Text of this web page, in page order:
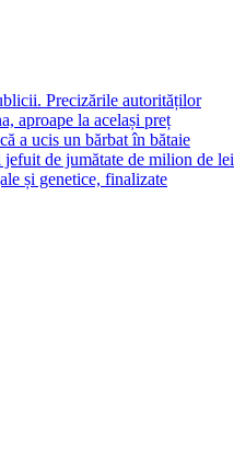
Precizările autorităților
aproape la același preț
a ucis un bărbat în bătaie
de jumătate de milion de lei
și genetice, finalizate